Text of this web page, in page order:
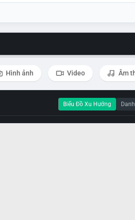
Hình ảnh Video Âm
Biểu Đồ Xu Hướng